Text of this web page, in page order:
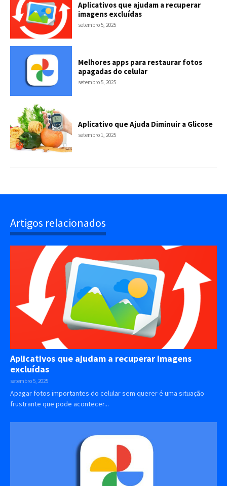
Aplicativos que ajudam a recuperar
imagens excluídas
setembro 5, 2025
Melhores apps para restaurar fotos
apagadas do celular
setembro 5, 2025
Aplicativo que Ajuda Diminuir a Glicose
setembro 1, 2025
Artigos relacionados
Aplicativos que ajudam a recuperar imagens
excluídas
setembro 5, 2025
Apagar fotos importantes do celular sem querer é uma situação
frustrante que pode acontecer...